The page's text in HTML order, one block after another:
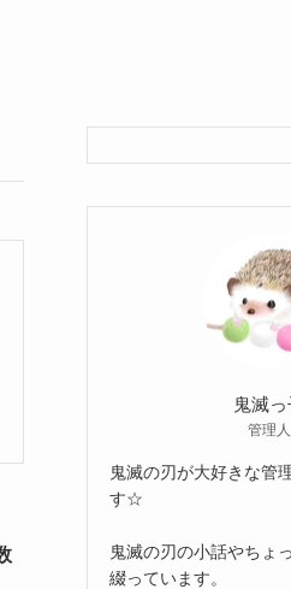
鬼滅
管理人
鬼滅の刃が大好きな管
す☆
鬼滅の刃の小話やちょ
綴っています。